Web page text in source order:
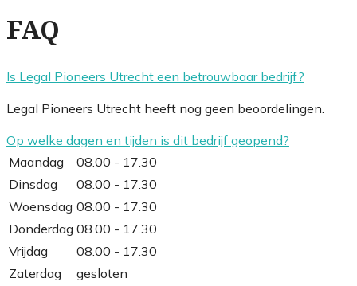
FAQ
Is Legal Pioneers Utrecht een betrouwbaar bedrijf?
Legal Pioneers Utrecht heeft nog geen beoordelingen.
Op welke dagen en tijden is dit bedrijf geopend?
Maandag
08.00 - 17.30
Dinsdag
08.00 - 17.30
Woensdag 08.00 - 17.30
Donderdag 08.00 - 17.30
Vrijdag
08.00 - 17.30
Zaterdag
gesloten